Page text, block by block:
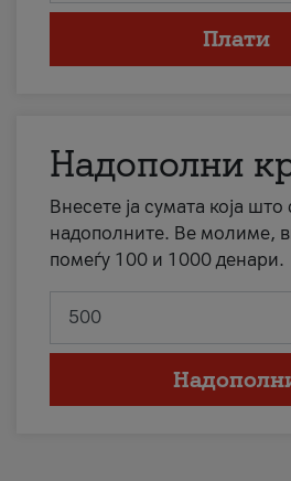
Плати
Надополни
Внесете ја сумата која што
надополните. Ве молиме,
помеѓу 100 и 1000 денари.